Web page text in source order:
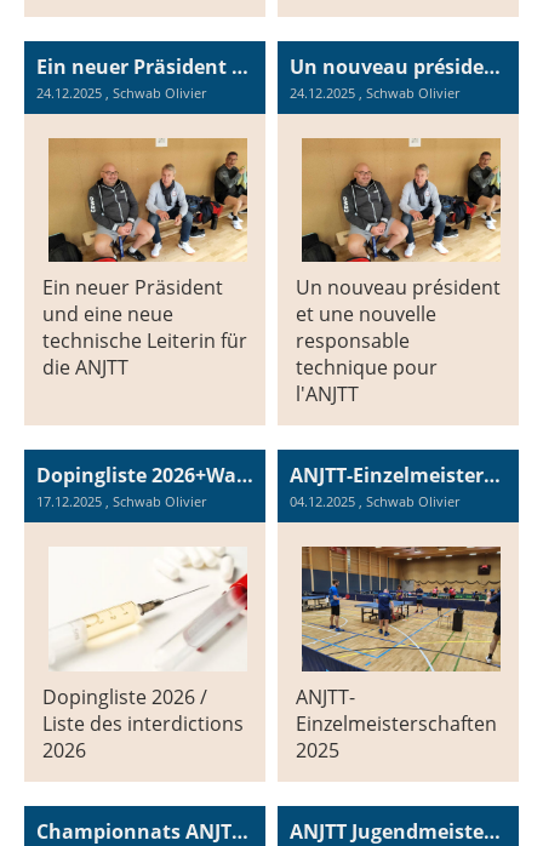
Ein neuer Präsident und eine neue technische Leiterin für die ANJTT
24.12.2025 , Schwab Olivier
Ein neuer Präsident
und eine neue
technische Leiterin für
die ANJTT
Un nouveau président et une nouvelle responsable technique pour l'ANJTT
24.12.2025 , Schwab Olivier
Un nouveau président
et une nouvelle
responsable
technique pour
l'ANJTT
Dopingliste 2026+Warnung vor «Wundermitteln» / Liste des interdictions 2026+Mise en garde contre les «produits miracles»
17.12.2025 , Schwab Olivier
Dopingliste 2026 /
Liste des interdictions
2026
ANJTT-Einzelmeisterschaften 2025, 29. und 30. November 2025
04.12.2025 , Schwab Olivier
ANJTT-
Einzelmeisterschaften
2025
Championnats ANJTT Individuels 2025, 29 et 30 novembre 2025 ANJTT Jugendmeisterschaft 2025-2026 : Runde 3